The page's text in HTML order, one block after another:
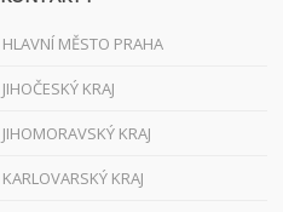
HLAVNÍ MĚSTO PRAHA
JIHOČESKÝ KRAJ
JIHOMORAVSKÝ KRAJ
KARLOVARSKÝ KRAJ